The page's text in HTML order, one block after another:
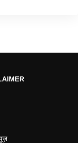
अंदर डाल दिया